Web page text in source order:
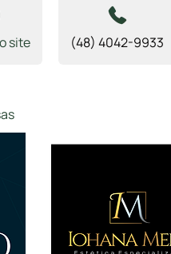
site (48) 4042-9933